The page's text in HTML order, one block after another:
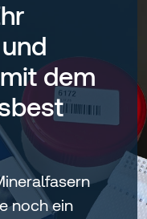
dem
noch ein